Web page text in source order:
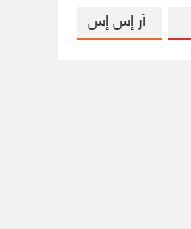
آر إس إس